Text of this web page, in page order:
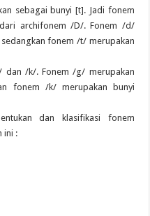
sebagai bunyi [t]. Jadi fonem
archifonem /D/. Fonem /d/
fonem /t/ merupakan
dan /k/. Fonem /g/ merupakan
fonem /k/ merupakan bunyi
dan klasifikasi fonem
ini :